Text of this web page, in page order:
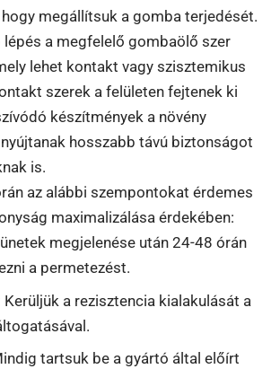
megállítsuk a gomba terjedését.
a megfelelő gombaölő szer
lehet kontakt vagy szisztemikus
szerek a felületen fejtenek ki
készítmények a növény
hosszabb távú biztonságot
is.
az alábbi szempontokat érdemes
maximalizálása érdekében:
megjelenése után 24-48 órán
a permetezést.
Kerüljük a rezisztencia kialakulását a
tartsuk be a gyártó által előírt